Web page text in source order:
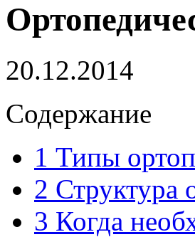
20.12.2014
Содержание
1 Типы
2 Структура
3 Когда